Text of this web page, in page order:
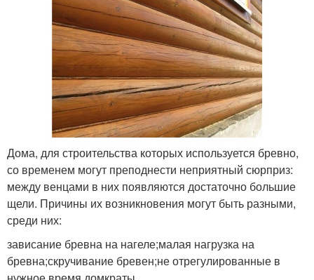
Дома, для строительства которых используется бревно,
со временем могут преподнести неприятный сюрприз:
между венцами в них появляются достаточно большие
щели. Причины их возникновения могут быть разными,
среди них:
зависание бревна на нагеле;малая нагрузка на
бревна;скручивание бревен;не отрегулированные в